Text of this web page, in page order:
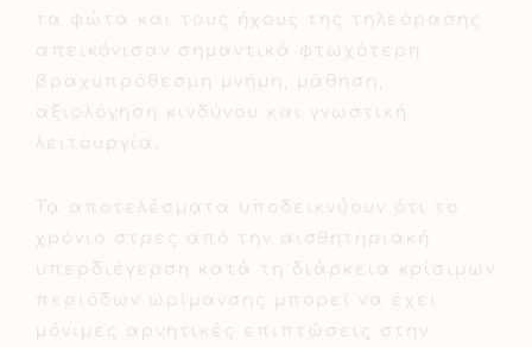
τα φώτα και τους ήχους της τηλεόρασης
απεικόνισαν σημαντικά φτωχότερη
βραχυπρόθεσμη μνήμη, μάθηση,
αξιολόγηση κινδύνου και γνωστική
λειτουργία.
Τα αποτελέσματα υποδεικνύουν ότι το
χρόνιο στρες από την αισθητηριακή
υπερδιέγερση κατά τη διάρκεια κρίσιμων
περιόδων ωρίμανσης μπορεί να έχει
μόνιμες αρνητικές επιπτώσεις στην